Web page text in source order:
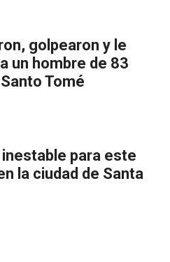
golpearon y le
un hombre de 83
Tomé
para este
la ciudad de Santa